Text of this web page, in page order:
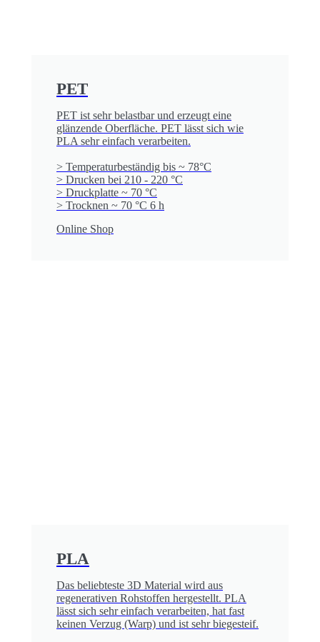
PET
PET ist sehr belastbar und erzeugt eine
glänzende Oberfläche. PET lässt sich wie
PLA sehr einfach verarbeiten.
> Temperaturbeständig bis ~ 78°C
> Drucken bei 210 - 220 °C
> Druckplatte ~ 70 °C
> Trocknen ~ 70 °C 6 h
Online Shop
PLA
Das beliebteste 3D Material wird aus
regenerativen Rohstoffen hergestellt. PLA
lässt sich sehr einfach verarbeiten, hat fast
keinen Verzug (Warp) und ist sehr biegesteif.